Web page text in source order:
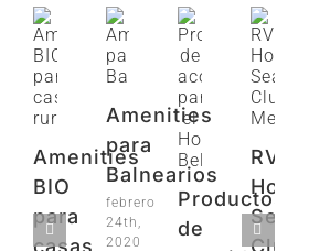
Amenities
BIO
para
Amenities
para
Balnearios
febrero
24th,
2020
Productos
de
RV
Hotels
Sea